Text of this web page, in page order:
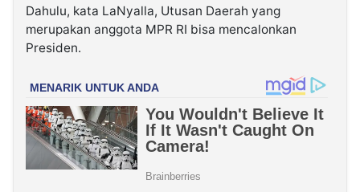
Dahulu, kata LaNyalla, Utusan Daerah yang
merupakan anggota MPR RI bisa mencalonkan
Presiden.